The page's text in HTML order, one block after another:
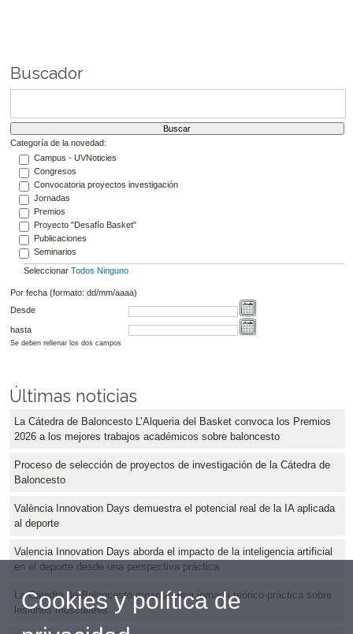
Buscador
Categoría de la novedad:
Campus - UVNoticies
Congresos
Convocatoria proyectos investigación
Jornadas
Premios
Proyecto "Desafío Basket"
Publicaciones
Seminarios
Seleccionar Todos Ninguno
Por fecha (formato: dd/mm/aaaa)
Desde
hasta
Se deben rellenar los dos campos
Últimas noticias
La Cátedra de Baloncesto L’Alqueria del Basket convoca los Premios
2026 a los mejores trabajos académicos sobre baloncesto
Proceso de selección de proyectos de investigación de la Cátedra de
Baloncesto
València Innovation Days demuestra el potencial real de la IA aplicada
al deporte
Valencia Innovation Days aborda el impacto de la inteligencia artificial
en el deporte desde una perspectiva práctica
La Cátedra de Baloncesto organiza una jornada teórico-práctica sobre
lesiones musculares
Cookies y política de